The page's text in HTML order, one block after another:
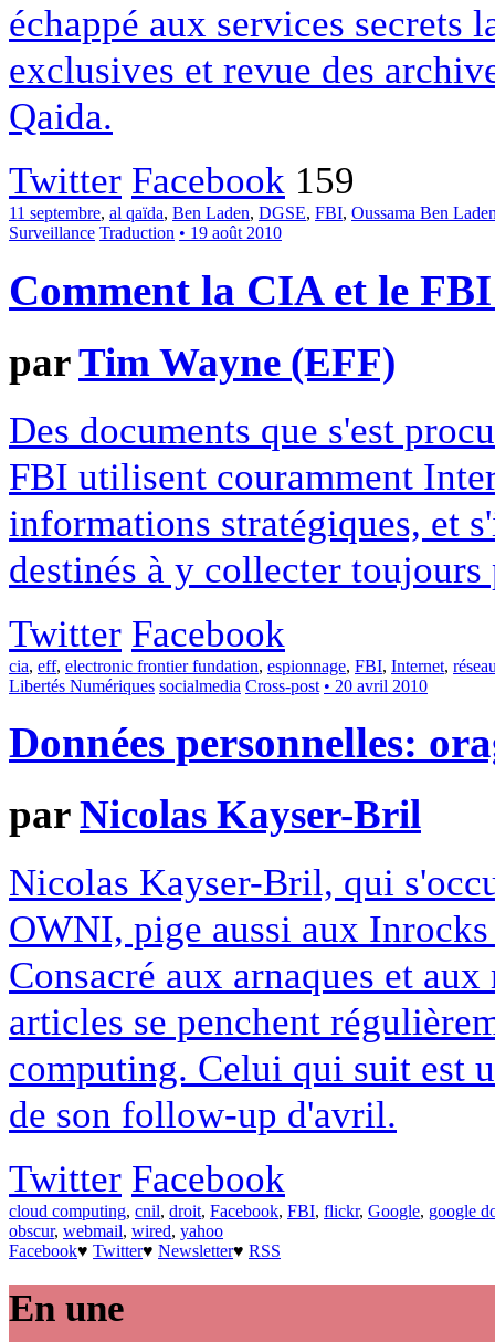
échappé aux services secrets
exclusives et revue des
Qaida.
Twitter Facebook 159
11 septembre, al qaïda, Ben Laden, DGSE, FBI, Oussama Ben
Surveillance Traduction • 19 août 2010
Comment la CIA et le
parTim Wayne (EFF)
Des documents que s'est
FBI utilisent couramment
informations stratégiques, et
destinés à y collecter
Twitter Facebook
cia, eff, electronic frontier fundation, espionnage, FBI, Internet,
Libertés Numériques socialmedia Cross-post • 20 avril 2010
Données personnelles:
parNicolas Kayser-Bril
Nicolas Kayser-Bril, qui
OWNI, pige aussi aux
Consacré aux arnaques et
articles se penchent
computing. Celui qui suit est
de son follow-up d'avril.
Twitter Facebook
cloud computing, cnil, droit, Facebook, FBI, flickr, Google, google
obscur, webmail, wired, yahoo
Facebook♥ Twitter♥ Newsletter♥ RSS
En une